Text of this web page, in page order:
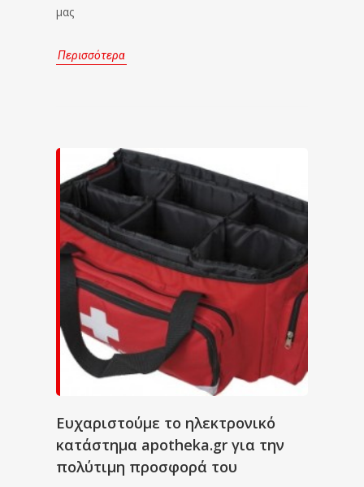
μας
Περισσότερα
Ευχαριστούμε το ηλεκτρονικό
κατάστημα apotheka.gr για την
πολύτιμη προσφορά του